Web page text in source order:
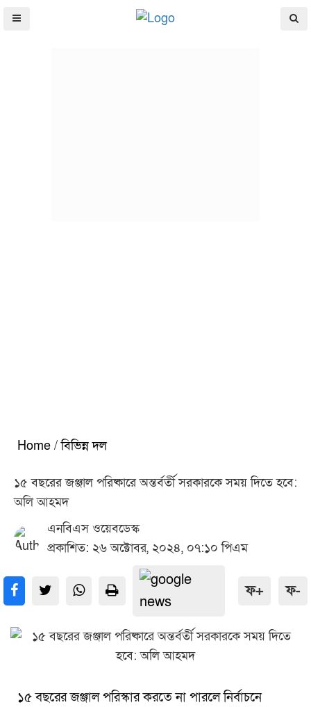
Home / বিভিন্ন দল
১৫ বছরের জঞ্জাল পরিষ্কারে অন্তর্বর্তী সরকারকে সময় দিতে হবে:
অলি আহমদ
এনবিএস ওয়েবডেস্ক
প্রকাশিত: ২৬ অক্টোবর, ২০২৪, ০৭:১০ পিএম
ফ+ ফ-
১৫ বছরের জঞ্জাল পরিস্কার করতে না পারলে নির্বাচনে